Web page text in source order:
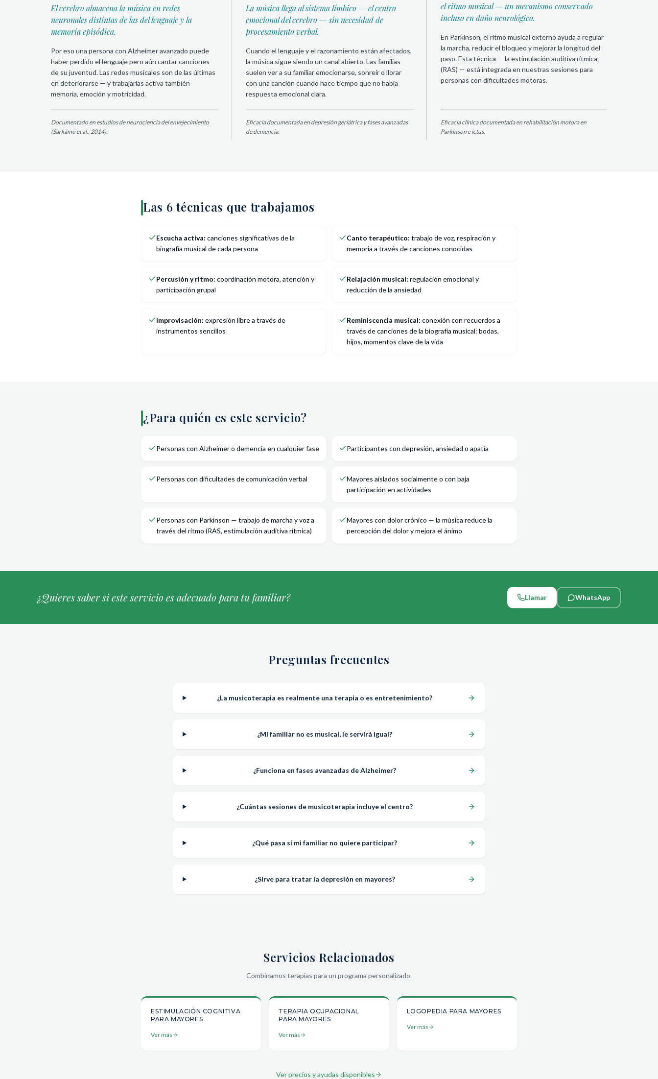
El cerebro almacena la música en redes
neuronales distintas de las del lenguaje y la
memoria episódica.
Por eso una persona con Alzheimer avanzado puede
haber perdido el lenguaje pero aún cantar canciones
de su juventud. Las redes musicales son de las últimas
en deteriorarse — y trabajarlas activa también
memoria, emoción y motricidad.
Documentado en estudios de neurociencia del envejecimiento
(Särkämö et al., 2014).
La música llega al sistema límbico — el centro
emocional del cerebro — sin necesidad de
procesamiento verbal.
Cuando el lenguaje y el razonamiento están afectados,
la música sigue siendo un canal abierto. Las familias
suelen ver a su familiar emocionarse, sonreír o llorar
con una canción cuando hace tiempo que no había
respuesta emocional clara.
Eficacia documentada en depresión geriátrica y fases avanzadas
de demencia.
el ritmo musical — un mecanismo conservado
incluso en daño neurológico.
En Parkinson, el ritmo musical externo ayuda a regular
la marcha, reducir el bloqueo y mejorar la longitud del
paso. Esta técnica — la estimulación auditiva rítmica
(RAS) — está integrada en nuestras sesiones para
personas con dificultades motoras.
Eficacia clínica documentada en rehabilitación motora en
Parkinson e ictus.
Las 6 técnicas que trabajamos
Escucha activa: canciones significativas de la
biografía musical de cada persona
Canto terapéutico: trabajo de voz, respiración y
memoria a través de canciones conocidas
Percusión y ritmo: coordinación motora, atención y
participación grupal
Relajación musical: regulación emocional y
reducción de la ansiedad
Improvisación: expresión libre a través de
instrumentos sencillos
Reminiscencia musical: conexión con recuerdos a
través de canciones de la biografía musical: bodas,
hijos, momentos clave de la vida
¿Para quién es este servicio?
Personas con Alzheimer o demencia en cualquier fase Participantes con depresión, ansiedad o apatía
Personas con dificultades de comunicación verbal
Mayores aislados socialmente o con baja
participación en actividades
Personas con Parkinson — trabajo de marcha y voz a
través del ritmo (RAS, estimulación auditiva rítmica)
Mayores con dolor crónico — la música reduce la
percepción del dolor y mejora el ánimo
¿Quieres saber si este servicio es adecuado para tu familiar? Llamar WhatsApp
Preguntas frecuentes
¿La musicoterapia es realmente una terapia o es entretenimiento?
¿Mi familiar no es musical, le servirá igual?
¿Funciona en fases avanzadas de Alzheimer?
¿Cuántas sesiones de musicoterapia incluye el centro?
¿Qué pasa si mi familiar no quiere participar?
¿Sirve para tratar la depresión en mayores?
Servicios Relacionados
Combinamos terapias para un programa personalizado.
ESTIMULACIÓN COGNITIVA
PARA MAYORES
Ver más
TERAPIA OCUPACIONAL
PARA MAYORES
Ver más
LOGOPEDIA PARA MAYORES
Ver más
Ver precios y ayudas disponibles